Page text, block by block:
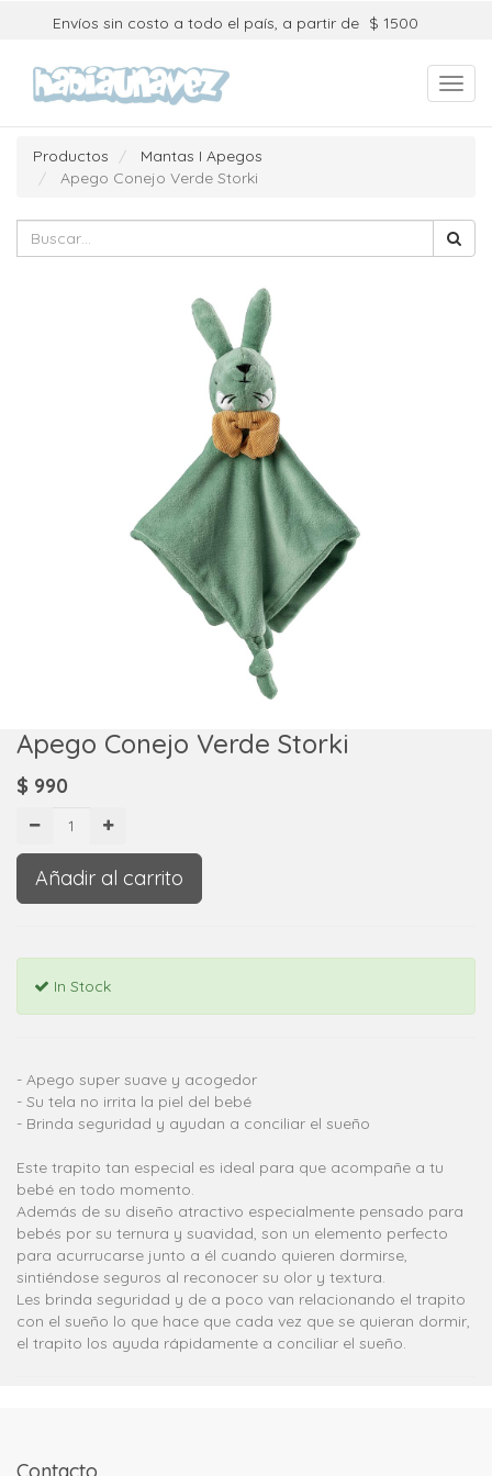
Envíos sin costo a todo el país, a partir de $ 1500
Productos
Mantas I Apegos
Apego Conejo Verde Storki
Apego Conejo Verde Storki
$ 990
Añadir al carrito
In Stock
- Apego super suave y acogedor
- Su tela no irrita la piel del bebé
- Brinda seguridad y ayudan a conciliar el sueño
Este trapito tan especial es ideal para que acompañe a tu
bebé en todo momento.
Además de su diseño atractivo especialmente pensado para
bebés por su ternura y suavidad, son un elemento perfecto
para acurrucarse junto a él cuando quieren dormirse,
sintiéndose seguros al reconocer su olor y textura.
Les brinda seguridad y de a poco van relacionando el trapito
con el sueño lo que hace que cada vez que se quieran dormir,
el trapito los ayuda rápidamente a conciliar el sueño.